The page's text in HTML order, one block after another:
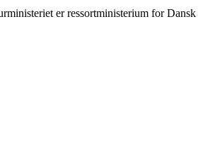
er ressortministerium for Dansk